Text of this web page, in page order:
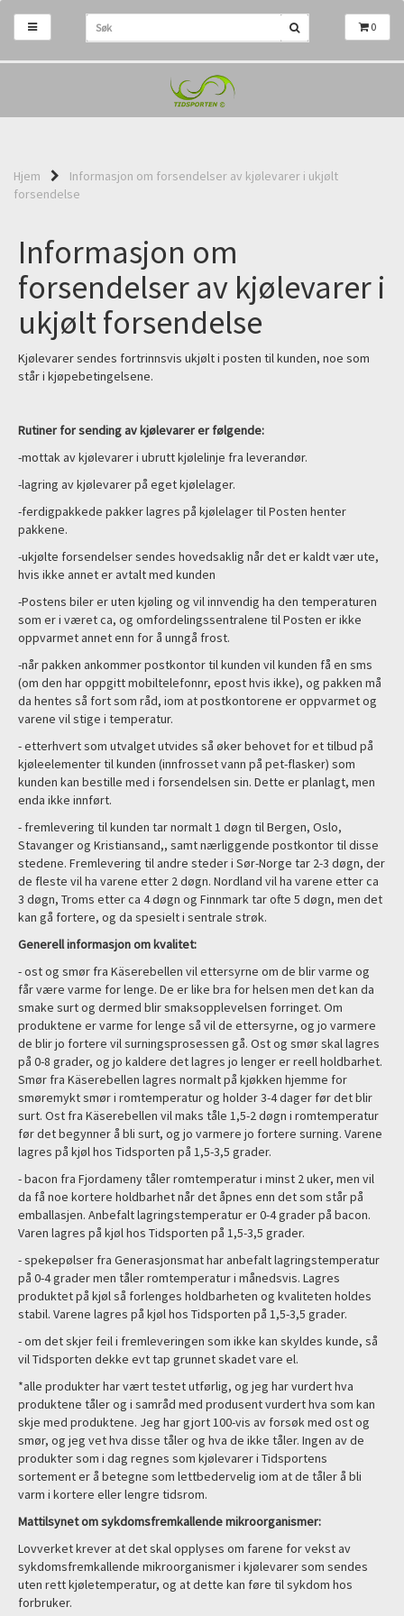
0
Hjem
Informasjon om forsendelser av kjølevarer i ukjølt
forsendelse
Informasjon om
forsendelser av kjølevarer i
ukjølt forsendelse
Kjølevarer sendes fortrinnsvis ukjølt i posten til kunden, noe som
står i kjøpebetingelsene.
Rutiner for sending av kjølevarer er følgende:
-mottak av kjølevarer i ubrutt kjølelinje fra leverandør.
-lagring av kjølevarer på eget kjølelager.
-ferdigpakkede pakker lagres på kjølelager til Posten henter
pakkene.
-ukjølte forsendelser sendes hovedsaklig når det er kaldt vær ute,
hvis ikke annet er avtalt med kunden
-Postens biler er uten kjøling og vil innvendig ha den temperaturen
som er i været ca, og omfordelingssentralene til Posten er ikke
oppvarmet annet enn for å unngå frost.
-når pakken ankommer postkontor til kunden vil kunden få en sms
(om den har oppgitt mobiltelefonnr, epost hvis ikke), og pakken må
da hentes så fort som råd, iom at postkontorene er oppvarmet og
varene vil stige i temperatur.
- etterhvert som utvalget utvides så øker behovet for et tilbud på
kjøleelementer til kunden (innfrosset vann på pet-flasker) som
kunden kan bestille med i forsendelsen sin. Dette er planlagt, men
enda ikke innført.
- fremlevering til kunden tar normalt 1 døgn til Bergen, Oslo,
Stavanger og Kristiansand,, samt nærliggende postkontor til disse
stedene. Fremlevering til andre steder i Sør-Norge tar 2-3 døgn, der
de fleste vil ha varene etter 2 døgn. Nordland vil ha varene etter ca
3 døgn, Troms etter ca 4 døgn og Finnmark tar ofte 5 døgn, men det
kan gå fortere, og da spesielt i sentrale strøk.
Generell informasjon om kvalitet:
- ost og smør fra Käserebellen vil ettersyrne om de blir varme og
får være varme for lenge. De er like bra for helsen men det kan da
smake surt og dermed blir smaksopplevelsen forringet. Om
produktene er varme for lenge så vil de ettersyrne, og jo varmere
de blir jo fortere vil surningsprosessen gå. Ost og smør skal lagres
på 0-8 grader, og jo kaldere det lagres jo lenger er reell holdbarhet.
Smør fra Käserebellen lagres normalt på kjøkken hjemme for
smøremykt smør i romtemperatur og holder 3-4 dager før det blir
surt. Ost fra Käserebellen vil maks tåle 1,5-2 døgn i romtemperatur
før det begynner å bli surt, og jo varmere jo fortere surning. Varene
lagres på kjøl hos Tidsporten på 1,5-3,5 grader.
- bacon fra Fjordameny tåler romtemperatur i minst 2 uker, men vil
da få noe kortere holdbarhet når det åpnes enn det som står på
emballasjen. Anbefalt lagringstemperatur er 0-4 grader på bacon.
Varen lagres på kjøl hos Tidsporten på 1,5-3,5 grader.
- spekepølser fra Generasjonsmat har anbefalt lagringstemperatur
på 0-4 grader men tåler romtemperatur i månedsvis. Lagres
produktet på kjøl så forlenges holdbarheten og kvaliteten holdes
stabil. Varene lagres på kjøl hos Tidsporten på 1,5-3,5 grader.
- om det skjer feil i fremleveringen som ikke kan skyldes kunde, så
vil Tidsporten dekke evt tap grunnet skadet vare el.
*alle produkter har vært testet utførlig, og jeg har vurdert hva
produktene tåler og i samråd med produsent vurdert hva som kan
skje med produktene. Jeg har gjort 100-vis av forsøk med ost og
smør, og jeg vet hva disse tåler og hva de ikke tåler. Ingen av de
produkter som i dag regnes som kjølevarer i Tidsportens
sortement er å betegne som lettbedervelig iom at de tåler å bli
varm i kortere eller lengre tidsrom.
Mattilsynet om sykdomsfremkallende mikroorganismer:
Lovverket krever at det skal opplyses om farene for vekst av
sykdomsfremkallende mikroorganismer i kjølevarer som sendes
uten rett kjøletemperatur, og at dette kan føre til sykdom hos
forbruker.